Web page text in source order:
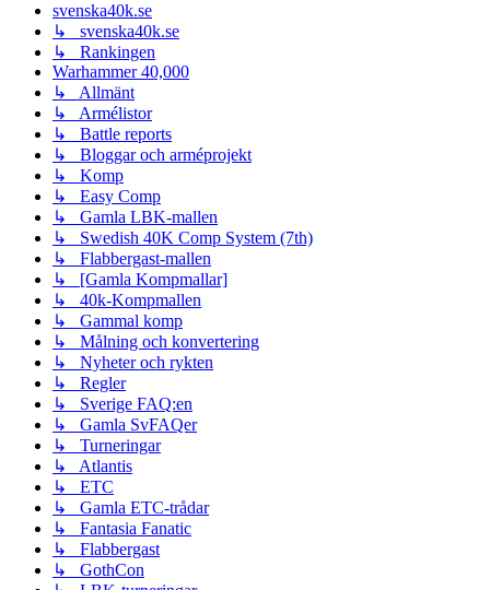
svenska40k.se
↳ svenska40k.se
↳ Rankingen
Warhammer 40,000
↳ Allmänt
↳ Armélistor
↳ Battle reports
↳ Bloggar och arméprojekt
↳ Komp
↳ Easy Comp
↳ Gamla LBK-mallen
↳ Swedish 40K Comp System (7th)
↳ Flabbergast-mallen
↳ [Gamla Kompmallar]
↳ 40k-Kompmallen
↳ Gammal komp
↳ Målning och konvertering
↳ Nyheter och rykten
↳ Regler
↳ Sverige FAQ:en
↳ Gamla SvFAQer
↳ Turneringar
↳ Atlantis
↳ ETC
↳ Gamla ETC-trådar
↳ Fantasia Fanatic
↳ Flabbergast
↳ GothCon